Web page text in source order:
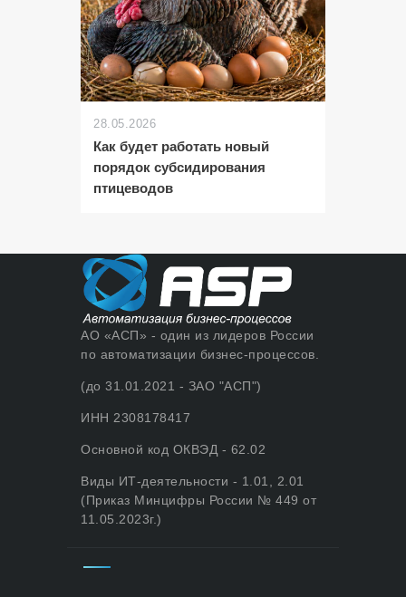
28.05.2026
Как будет работать новый
порядок субсидирования
птицеводов
АО «АСП» - один из лидеров России
по автоматизации бизнес-процессов.
(до 31.01.2021 - ЗАО "АСП")
ИНН 2308178417
Основной код ОКВЭД - 62.02
Виды ИТ-деятельности - 1.01, 2.01
(Приказ Минцифры России № 449 от
11.05.2023г.)